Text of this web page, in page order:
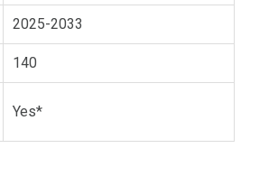
2025-2033
140
Yes*